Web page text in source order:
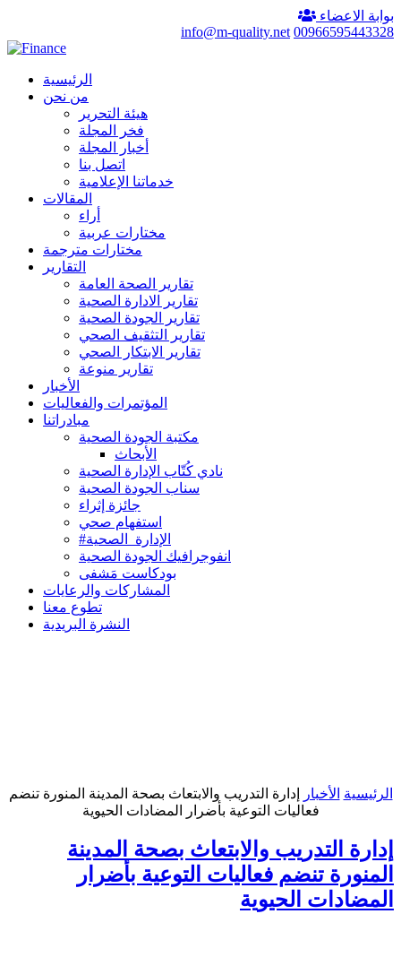
بوابة الاعضاء
00966595443328
info@m-quality.net
الرئيسية
من نحن
هيئة التحرير
فخر المجلة
أخبار المجلة
اتصل بنا
خدماتنا الإعلامية
المقالات
أراء
مختارات عربية
مختارات مترجمة
التقارير
تقارير الصحة العامة
تقارير الادارة الصحية
تقارير الجودة الصحية
تقارير التثقيف الصحي
تقارير الابتكار الصحي
تقارير منوعة
الأخبار
المؤتمرات والفعاليات
مبادراتنا
مكتبة الجودة الصحية
الأبحاث
نادي كُتّاب الإدارة الصحية
سناب الجودة الصحية
جائزة إثراء
استفهام صحي
#الإدارة_الصحية
انفوجرافيك الجودة الصحية
بودكاست مَشفى
المشاركات والرعايات
تطوع معنا
النشرة البريدية
الرئيسية الأخبار
إدارة التدريب والابتعاث بصحة المدينة المنورة تنضم
فعاليات التوعية بأضرار المضادات الحيوية
إدارة التدريب والابتعاث بصحة المدينة
المنورة تنضم فعاليات التوعية بأضرار
المضادات الحيوية